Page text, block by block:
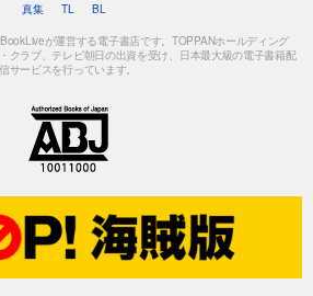
真集
TL BL
が運営する電子書店です。TOPPANホールディング
クラブ、テレビ朝日の出資を受け、日本最大級の電子書籍配
信サービスを行っています。